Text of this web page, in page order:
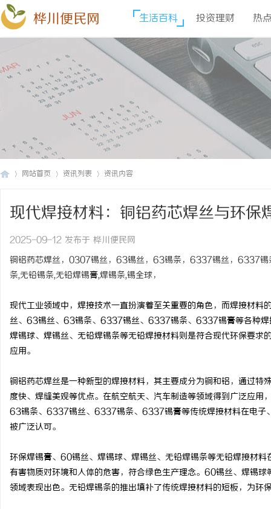
桦川便民网 生活百科 投资理财 热
网站首页 资讯列表 资讯内容
现代焊接材料：铜铝药芯焊丝与环保
2025-09-12 发布于 桦川便民网
铜铝药芯焊丝，0307锡丝，63锡丝，63锡条，6337锡丝，6337
条,无铅锡条,无铅焊锡膏,焊锡条,锡全球，
现代工业领域中，焊接技术一直扮演着至关重要的角色，而焊接材
丝、63锡丝、63锡条、6337锡丝、6337锡条、6337锡膏等各种焊
焊锡球、焊锡丝、无铅焊锡条等无铅焊接材料则是符合现代环保要
应用。
铜铝药芯焊丝是一种新型的焊接材料，其主要成分为铜和铝，通过
度快、焊缝美观等优点。在航空航天、汽车制造等领域得到广泛应
63锡条、6337锡丝、6337锡条、6337锡膏等传统焊接材料在电子
被广泛认可。
环保焊锡膏、60锡丝、焊锡球、焊锡丝、无铅焊锡条等无铅焊接材
有害物质对环境和人体的危害，符合绿色生产理念。60锡丝、焊锡
领域表现出色。无铅焊锡条的推出填补了传统焊接材料的短板，为环